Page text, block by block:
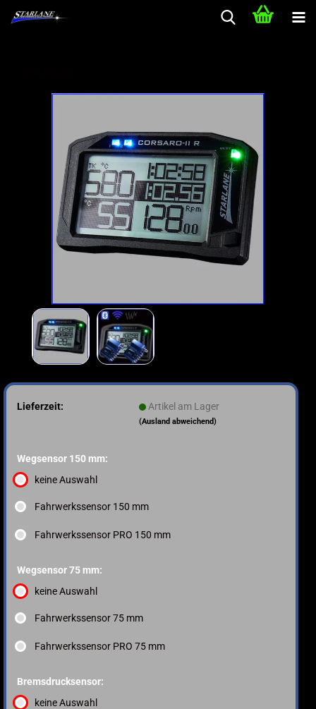
Lieferzeit: Artikel am Lager
(Ausland abweichend)
Wegsensor 150 mm:
keine Auswahl
Fahrwerkssensor 150 mm
Fahrwerkssensor PRO 150 mm
Wegsensor 75 mm:
keine Auswahl
Fahrwerkssensor 75 mm
Fahrwerkssensor PRO 75 mm
Bremsdrucksensor:
keine Auswahl